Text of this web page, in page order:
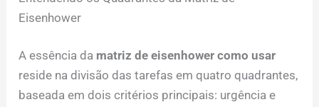
Eisenhower
A essência da matriz de eisenhower como usar
reside na divisão das tarefas em quatro quadrantes,
baseada em dois critérios principais: urgência e